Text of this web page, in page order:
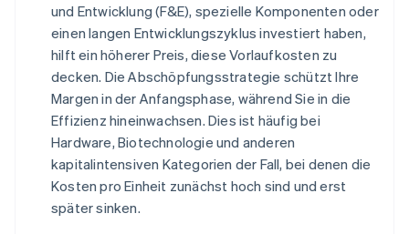
und Entwicklung (F&E), spezielle Komponenten oder
einen langen Entwicklungszyklus investiert haben,
hilft ein höherer Preis, diese Vorlaufkosten zu
decken. Die Abschöpfungsstrategie schützt Ihre
Margen in der Anfangsphase, während Sie in die
Effizienz hineinwachsen. Dies ist häufig bei
Hardware, Biotechnologie und anderen
kapitalintensiven Kategorien der Fall, bei denen die
Kosten pro Einheit zunächst hoch sind und erst
später sinken.